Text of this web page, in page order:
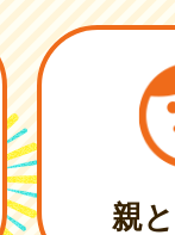
親